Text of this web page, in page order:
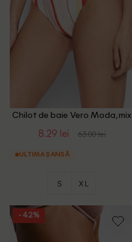
Chilot de baie Vero Moda, mix
8.29 lei 63.00 lei
ULTIMA ȘANSĂ
S XL
- 42%